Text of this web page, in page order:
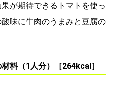
が期待できるトマトを使っ
味に牛肉のうまみと豆腐の
料（1人分）［264kcal］